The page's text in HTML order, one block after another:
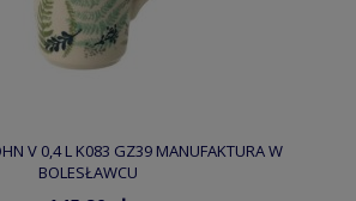
V 0,4 L K083 GZ39 MANUFAKTURA W
BOLESŁAWCU